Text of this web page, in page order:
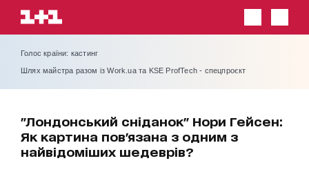
Голос країни: кастинг
Шлях майстра разом із Work.ua та KSE ProfTech - спецпроєкт
"Лондонський сніданок" Нори Гейсен:
Як картина пов'язана з одним з
найвідоміших шедеврів?